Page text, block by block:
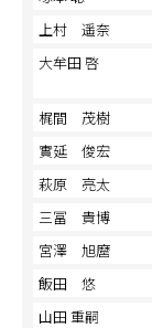
上村 遥奈
大牟田 啓
梶間 茂樹
實延 俊宏
萩原 亮太
三冨 貴博
宮澤 旭麿
飯田 悠
山田 重嗣